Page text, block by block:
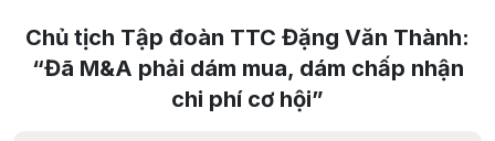
Chủ tịch Tập đoàn TTC Đặng Văn Thành:
“Đã M&A phải dám mua, dám chấp nhận
chi phí cơ hội”